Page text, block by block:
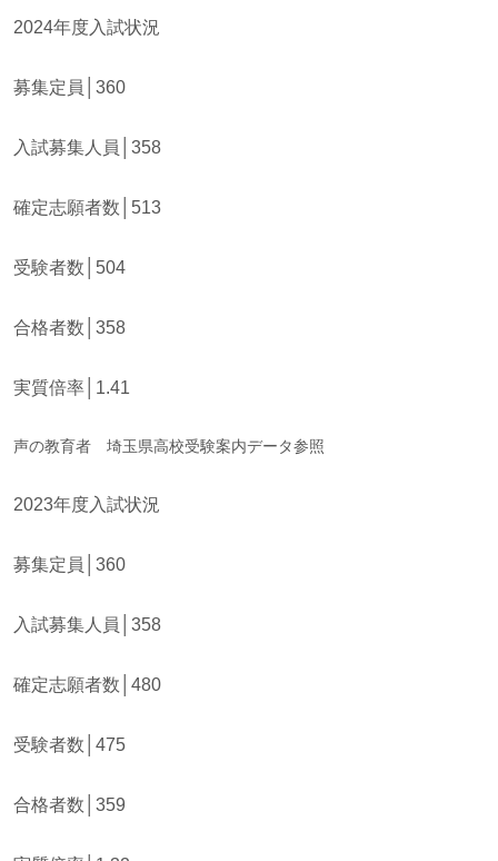
2024年度入試状況
募集定員│360
入試募集人員│358
確定志願者数│513
受験者数│504
合格者数│358
実質倍率│1.41
声の教育者 埼玉県高校受験案内データ参照
2023年度入試状況
募集定員│360
入試募集人員│358
確定志願者数│480
受験者数│475
合格者数│359